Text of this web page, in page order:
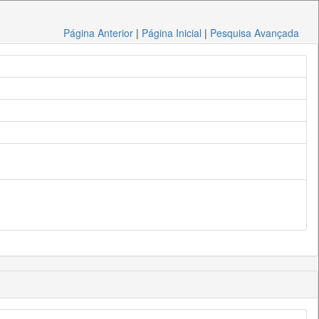
Página Anterior | Página Inicial | Pesquisa Avançada